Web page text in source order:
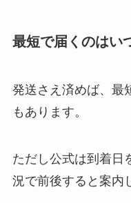
最短で届くのはい
発送さえ済めば、最
もあります。
ただし公式は到着日
況で前後すると案内